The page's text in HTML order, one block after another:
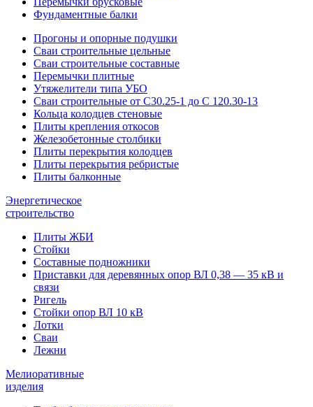
Фундаментные балки
Прогоны и опорные подушки
Сваи строительные цельные
Сваи строительные составные
Перемычки плитные
Утяжелители типа УБО
Сваи строительные от С30.25-1 до С 120.30-13
Кольца колодцев стеновые
Плиты крепления откосов
Железобетонные столбики
Плиты перекрытия колодцев
Плиты перекрытия ребристые
Плиты балконные
Энергетическое
строительство
Плиты ЖБИ
Стойки
Составные подножники
Приставки для деревянных опор ВЛ 0,38 — 35 кВ и
связи
Ригель
Стойки опор ВЛ 10 кВ
Лотки
Сваи
Лежни
Мелиоративные
изделия